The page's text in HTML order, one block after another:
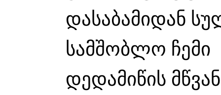
დასაბამიდან
სამშობლო ჩემი
დედამიწის